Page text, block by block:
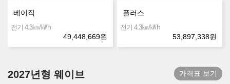
베이직
전기 4.3㎞/㎾h
49,448,669원
플러스
전기 4.3㎞/㎾h
53,897,338원
2027년형 웨이브 가격표 보기